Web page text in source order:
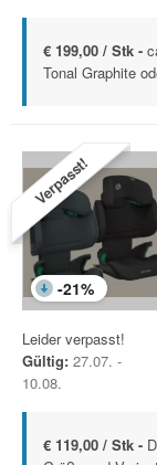
€ 199,00 / Stk -
Tonal Graphite
Verpasst!
-21%
Leider verpasst!
Gültig: 27.07. -
10.08.
€ 119,00 / Stk -